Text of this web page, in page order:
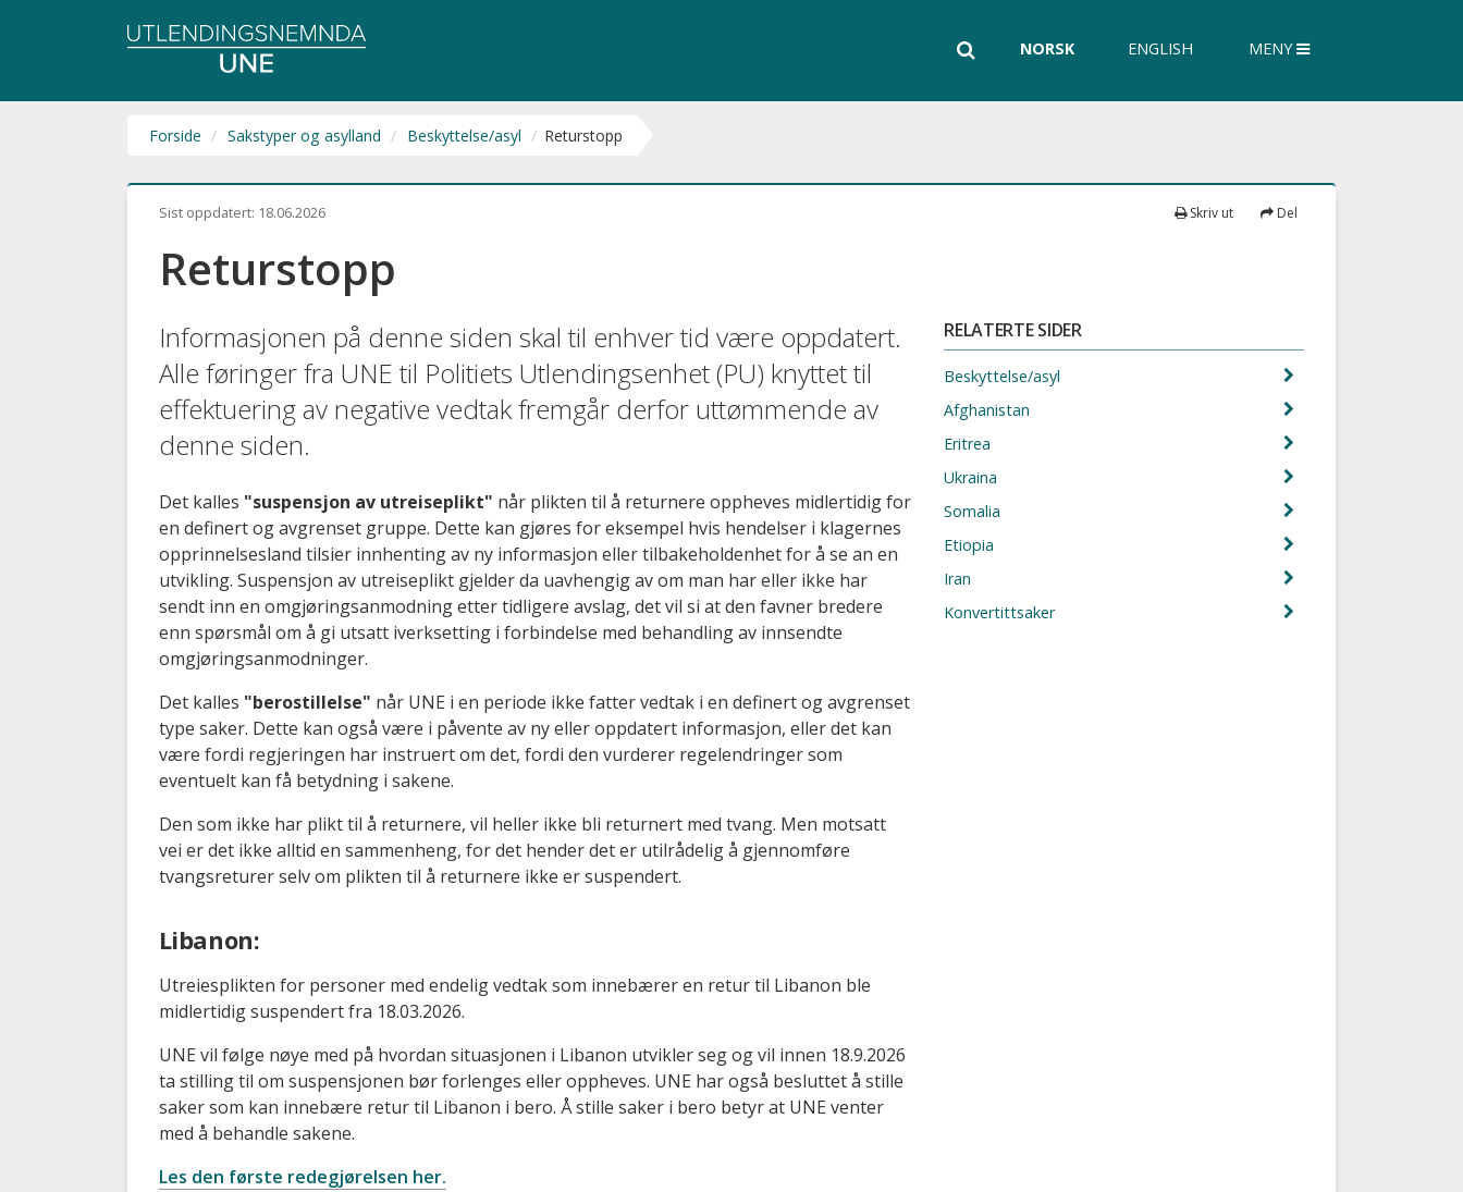
Utlendingsnemnda
UNE
Søk NORSK ENGLISH MENY
Forside Sakstyper og asylland Beskyttelse/asyl Returstopp
Sist oppdatert: 18.06.2026 Skriv ut Del
Returstopp
Informasjonen på denne siden skal til enhver tid være oppdatert.
Alle føringer fra UNE til Politiets Utlendingsenhet (PU) knyttet til
effektuering av negative vedtak fremgår derfor uttømmende av
denne siden.
Det kalles "suspensjon av utreiseplikt" når plikten til å returnere oppheves midlertidig for
en definert og avgrenset gruppe. Dette kan gjøres for eksempel hvis hendelser i klagernes
opprinnelsesland tilsier innhenting av ny informasjon eller tilbakeholdenhet for å se an en
utvikling. Suspensjon av utreiseplikt gjelder da uavhengig av om man har eller ikke har
sendt inn en omgjøringsanmodning etter tidligere avslag, det vil si at den favner bredere
enn spørsmål om å gi utsatt iverksetting i forbindelse med behandling av innsendte
omgjøringsanmodninger.
Det kalles "berostillelse" når UNE i en periode ikke fatter vedtak i en definert og avgrenset
type saker. Dette kan også være i påvente av ny eller oppdatert informasjon, eller det kan
være fordi regjeringen har instruert om det, fordi den vurderer regelendringer som
eventuelt kan få betydning i sakene.
Den som ikke har plikt til å returnere, vil heller ikke bli returnert med tvang. Men motsatt
vei er det ikke alltid en sammenheng, for det hender det er utilrådelig å gjennomføre
tvangsreturer selv om plikten til å returnere ikke er suspendert.
Libanon:
Utreiesplikten for personer med endelig vedtak som innebærer en retur til Libanon ble
midlertidig suspendert fra 18.03.2026.
UNE vil følge nøye med på hvordan situasjonen i Libanon utvikler seg og vil innen 18.9.2026
ta stilling til om suspensjonen bør forlenges eller oppheves. UNE har også besluttet å stille
saker som kan innebære retur til Libanon i bero. Å stille saker i bero betyr at UNE venter
med å behandle sakene.
Les den første redegjørelsen her.
RELATERTE SIDER
Beskyttelse/asyl
Afghanistan
Eritrea
Ukraina
Somalia
Etiopia
Iran
Konvertittsaker